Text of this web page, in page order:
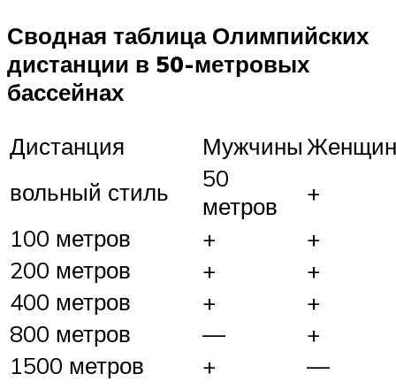
Сводная таблица Олимпийских
дистанции в 50-метровых
бассейнах
Дистанция
Мужчины
вольный стиль
50
метров
+
100 метров
+
+
200 метров
+
+
400 метров
+
+
800 метров
—
+
1500 метров
+
—